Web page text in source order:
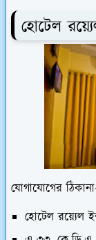
হোটেল
যোগাযোগের
হোটেল রয়্যেল